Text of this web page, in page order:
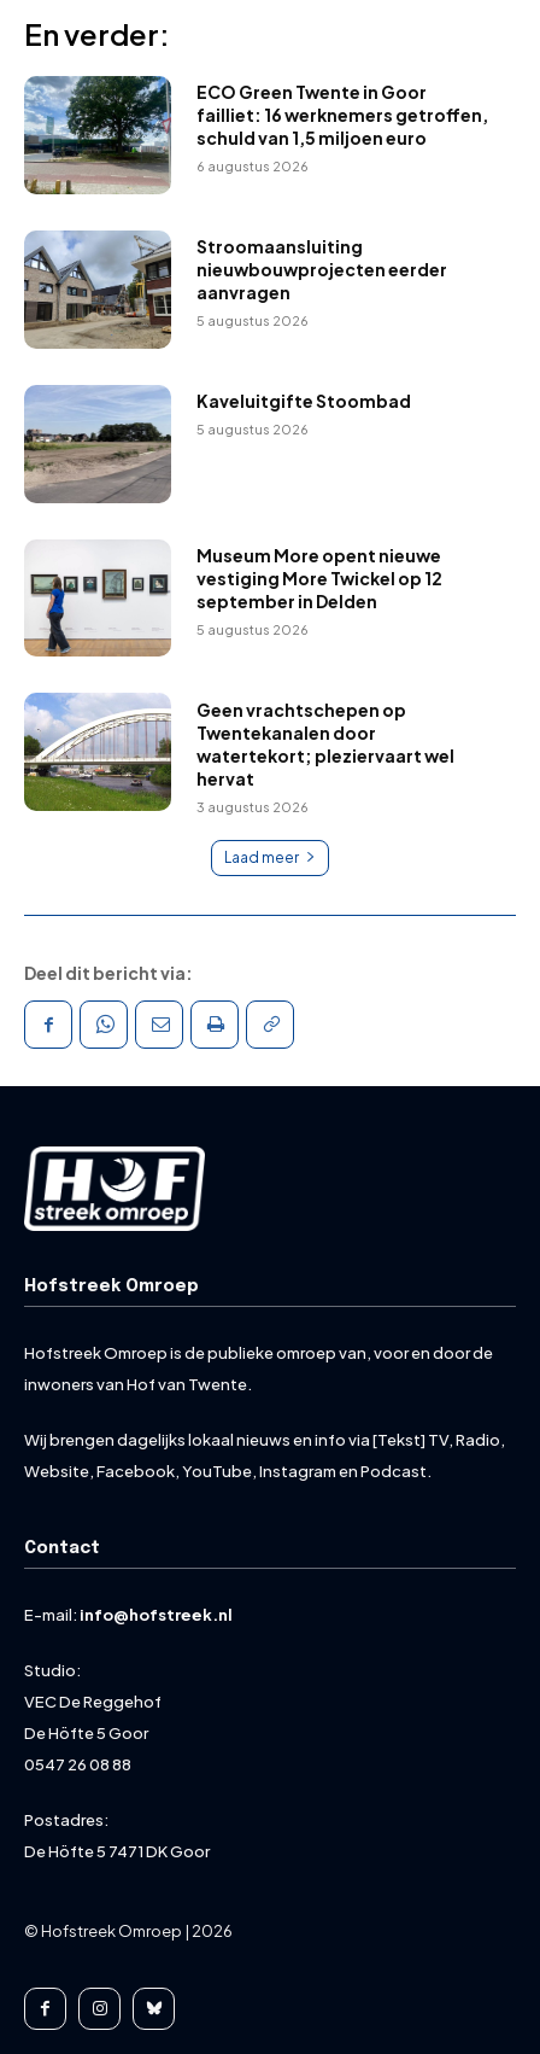
En verder:
ECO Green Twente in Goor
failliet: 16 werknemers getroffen,
schuld van 1,5 miljoen euro
6 augustus 2026
Stroomaansluiting
nieuwbouwprojecten eerder
aanvragen
5 augustus 2026
Kaveluitgifte Stoombad
5 augustus 2026
Museum More opent nieuwe
vestiging More Twickel op 12
september in Delden
5 augustus 2026
Geen vrachtschepen op
Twentekanalen door
watertekort; pleziervaart wel
hervat
3 augustus 2026
Laad meer
Deel dit bericht via:
Hofstreek Omroep
Hofstreek Omroep is de publieke omroep van, voor en door de
inwoners van Hof van Twente.
Wij brengen dagelijks lokaal nieuws en info via [Tekst] TV, Radio,
Website, Facebook, YouTube, Instagram en Podcast.
Contact
E-mail: info@hofstreek.nl
Studio:
VEC De Reggehof
De Höfte 5 Goor
0547 26 08 88
Postadres:
De Höfte 5 7471 DK Goor
© Hofstreek Omroep | 2026